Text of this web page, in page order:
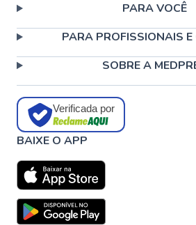
PARA VOCÊ
PARA PROFISSIONAIS E
SOBRE A
Verificada por
BAIXE O APP